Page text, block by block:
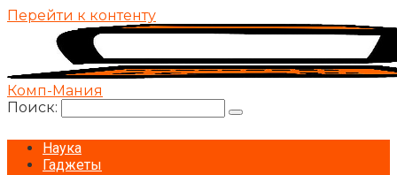
Перейти к контенту
Комп-Мания
Поиск:
Наука
Гаджеты